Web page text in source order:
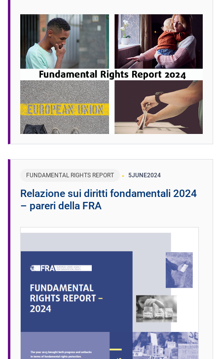
FUNDAMENTAL RIGHTS REPORT 5JUNE2024
Relazione sui diritti fondamentali 2024
– pareri della FRA